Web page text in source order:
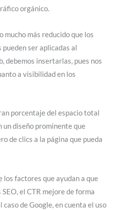
orgánico.
mucho más reducido que los
ser aplicadas al
debemos insertarlas, pues nos
a visibilidad en los
porcentaje del espacio total
un diseño prominente que
de clics a la página que pueda
los factores que ayudan a que
el CTR mejore de forma
de Google, en cuenta el uso